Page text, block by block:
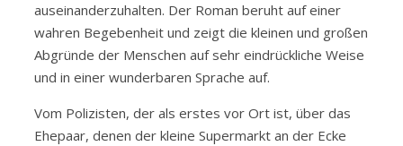
auseinanderzuhalten. Der Roman beruht auf einer
wahren Begebenheit und zeigt die kleinen und großen
Abgründe der Menschen auf sehr eindrückliche Weise
und in einer wunderbaren Sprache auf.
Vom Polizisten, der als erstes vor Ort ist, über das
Ehepaar, denen der kleine Supermarkt an der Ecke